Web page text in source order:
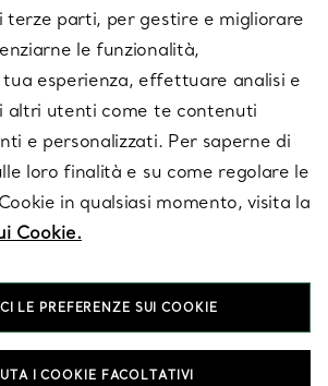
terze parti, per gestire e migliorare
le funzionalità,
tua esperienza, effettuare analisi e
altri utenti come te contenuti
e personalizzati. Per saperne di
loro finalità e su come regolare le
in qualsiasi momento, visita la
Cookie.
LE PREFERENZE SUI COOKIE
I COOKIE FACOLTATIVI